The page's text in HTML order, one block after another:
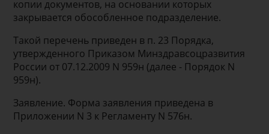
копии документов, на основании которых
закрывается обособленное подразделение.
Такой перечень приведен в п. 23 Порядка,
утвержденного Приказом Минздравсоцразвития
России от 07.12.2009 N 959н (далее - Порядок N
959н).
Заявление. Форма заявления приведена в
Приложении N 3 к Регламенту N 576н.